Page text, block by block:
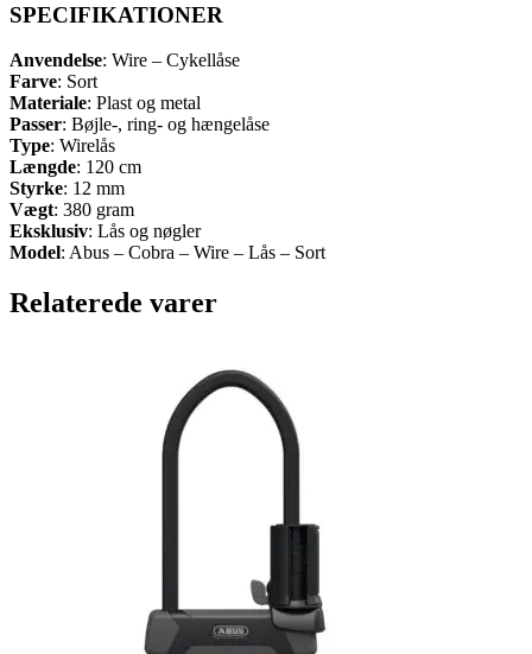
SPECIFIKATIONER
Anvendelse: Wire – Cykellåse
Farve: Sort
Materiale: Plast og metal
Passer: Bøjle-, ring- og hængelåse
Type: Wirelås
Længde: 120 cm
Styrke: 12 mm
Vægt: 380 gram
Eksklusiv: Lås og nøgler
Model: Abus – Cobra – Wire – Lås – Sort
Relaterede varer